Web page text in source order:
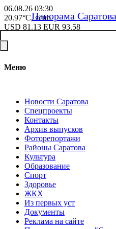
06.08.26 03:30
20.97°C, ясно
USD 81.13 EUR 93.58
Меню
Новости Саратова
Спецпроекты
Контакты
Архив выпусков
Фоторепортажи
Районы Саратова
Культура
Образование
Спорт
Здоровье
ЖКХ
Из пеpвых уст
Документы
Реклама на сайте
Панорама Саратова